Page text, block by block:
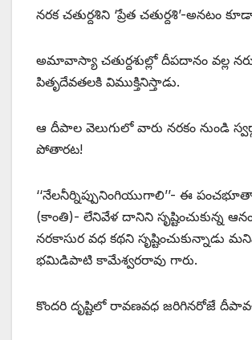
నరక చతుర్దశిని ‘ప్రేత చతుర్దశి’-అనటం కూడా
అమావాస్యా చతుర్దశుల్లో దీపదానం వల్ల
పితృదేవతలకి విముక్తినిస్తాడు.
ఆ దీపాల వెలుగులో వారు నరకం నుండి
పోతారట!
‘‘నేలనీర్నిప్పునింగియుగాలి’’- ఈ
(కాంతి)- లేనివేళ దానిని సృష్టించుకున్న
నరకాసుర వధ కథని సృష్టించుకున్నాడు
భమిడిపాటి కామేశ్వరరావు గారు.
కొందరి దృష్టిలో రావణవధ జరిగినరోజే